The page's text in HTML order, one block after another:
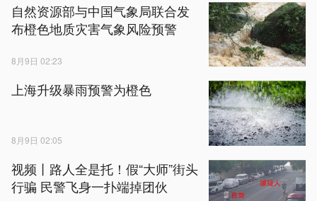
自然资源部与中国气象局联合发
布橙色地质灾害气象风险预警
8月9日 02:23
上海升级暴雨预警为橙色
8月9日 02:05
视频丨路人全是托！假“大师”街头
行骗 民警飞身一扑端掉团伙